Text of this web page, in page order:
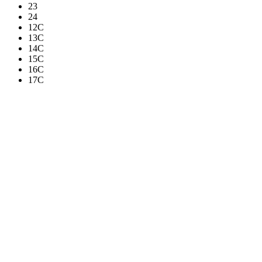
23
24
12C
13C
14C
15C
16C
17C